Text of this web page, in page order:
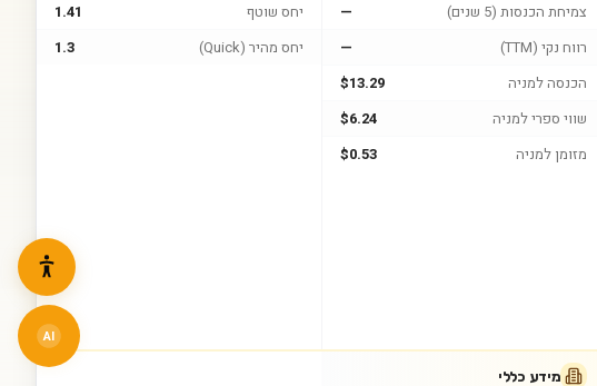
צמיחת הכנסות (5 שנים)
—
רווח נקי (TTM)
—
הכנסה למניה
$13.29
שווי ספרי למניה
$6.24
מזומן למניה
$0.53
יחס שוטף
1.41
יחס מהיר (Quick)
1.3
מידע כללי
AI